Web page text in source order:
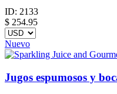
ID: 2133
$ 254.95
Nuevo
Jugos espumosos y